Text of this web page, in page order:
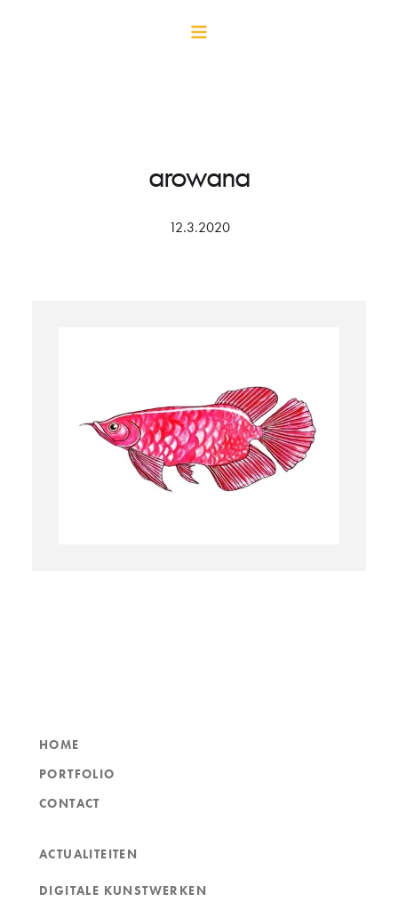
arowana
12.3.2020
HOME
PORTFOLIO
CONTACT
ACTUALITEITEN
DIGITALE KUNSTWERKEN